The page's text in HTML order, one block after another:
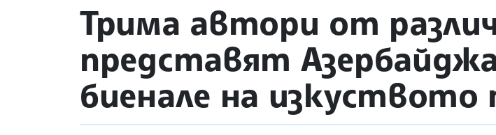
site.bta
Трима автори от
представят
биенале на изкуството